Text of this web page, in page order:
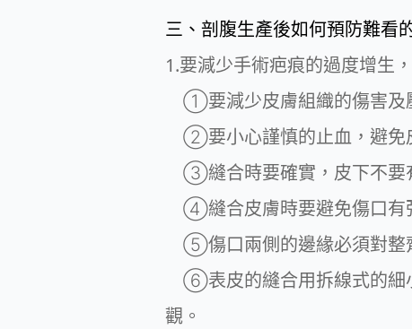
三、剖腹生產後如何預防難看
1.要減少手術疤痕的過度增生
①要減少皮膚組織的傷害及
②要小心謹慎的止血，避免
③縫合時要確實，皮下不要
④縫合皮膚時要避免傷口有
⑤傷口兩側的邊緣必須對整
⑥表皮的縫合用拆線式的細
觀。